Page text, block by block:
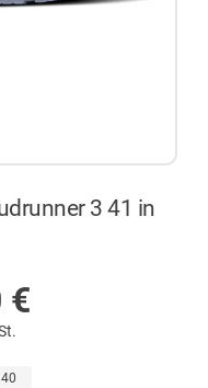
3 41 in
€
40